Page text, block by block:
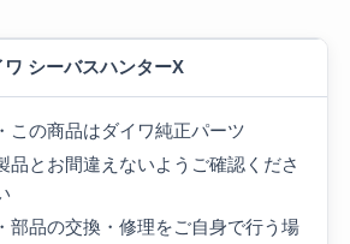
ワ シーバスハンターX
・この商品はダイワ純正パーツ
品とお間違えないようご確認くださ
・部品の交換・修理をご自身で行う場